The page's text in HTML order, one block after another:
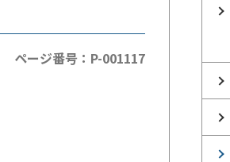
ページ番号：P-001117